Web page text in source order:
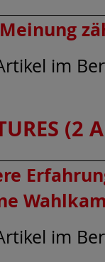
im
(2
im